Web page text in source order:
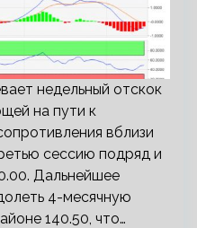
недельный отскок
на пути к
вблизи
сессию подряд и
Дальнейшее
4-месячную
140.50, что…